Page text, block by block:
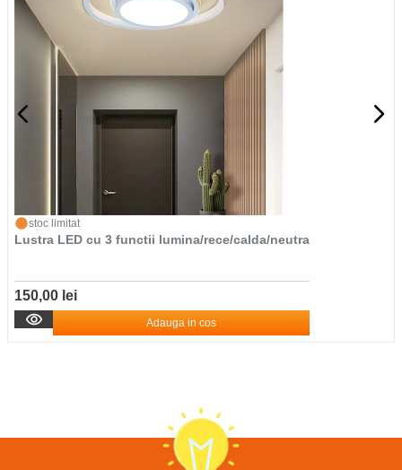
stoc limitat
Lustra LED cu 3 functii lumina/rece/calda/neutra
150,00 lei
Adauga in cos